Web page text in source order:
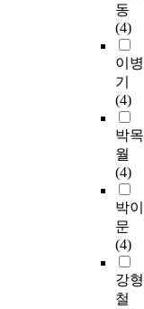
동
(4)
이병
기
(4)
박목
월
(4)
박이
문
(4)
강형
철